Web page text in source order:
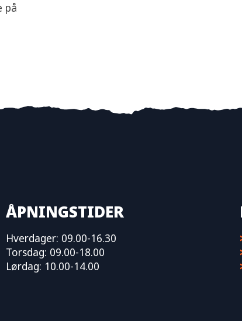
på
ÅPNINGSTIDER
Hverdager: 09.00-16.30
Torsdag: 09.00-18.00
Lørdag: 10.00-14.00